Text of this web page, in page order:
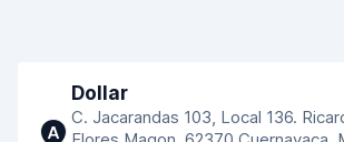
A
Dollar
C. Jacarandas 103, Local 136.